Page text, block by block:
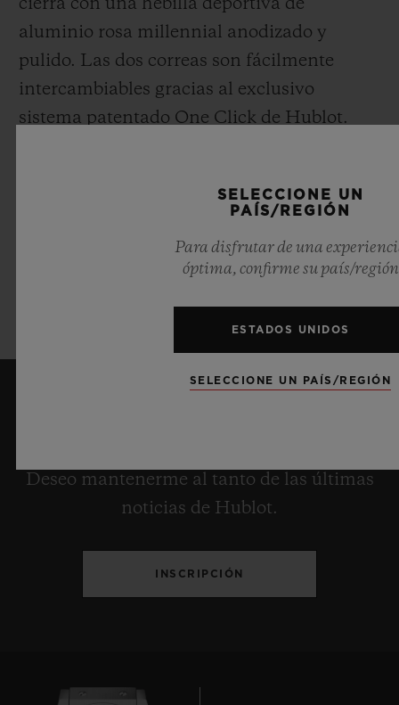
cierra con una hebilla deportiva de
aluminio rosa millennial anodizado y
pulido. Las dos correas son fácilmente
intercambiables gracias al exclusivo
sistema patentado One Click de Hublot.
para el lujo tradicional, el Big Bang
se encontrará disponible
Deseo mantenerme al tanto de las últimas
noticias de Hublot.
INSCRIPCIÓN
SELECCIONE UN
PAÍS/REGIÓN
Para disfrutar de una
óptima, confirme su país/región
ESTADOS UNIDOS
SELECCIONE UN PAÍS/REGIÓN